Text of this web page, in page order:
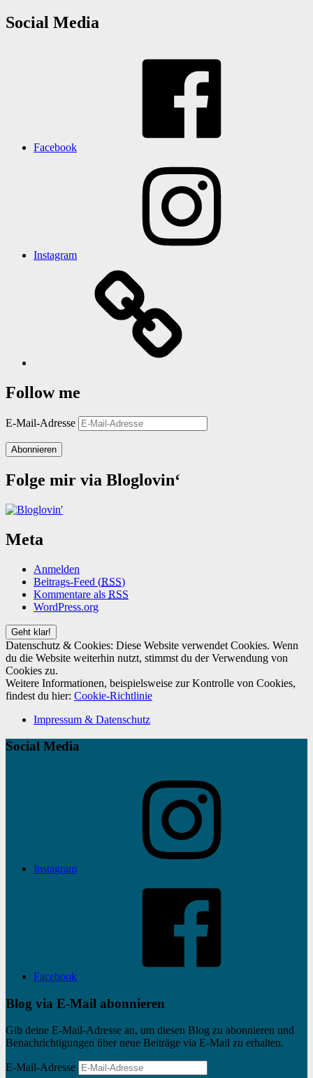
Social Media
Facebook
Instagram
Follow me
E-Mail-Adresse
Abonnieren
Folge mir via Bloglovin‘
Meta
Anmelden
Beitrags-Feed (RSS)
Kommentare als RSS
WordPress.org
Datenschutz & Cookies: Diese Website verwendet Cookies. Wenn
du die Website weiterhin nutzt, stimmst du der Verwendung von
Cookies zu.
Weitere Informationen, beispielsweise zur Kontrolle von Cookies,
findest du hier: Cookie-Richtlinie
Impressum & Datenschutz
Social Media
Instagram
Facebook
Blog via E-Mail abonnieren
Gib deine E-Mail-Adresse an, um diesen Blog zu abonnieren und
Benachrichtigungen über neue Beiträge via E-Mail zu erhalten.
E-Mail-Adresse